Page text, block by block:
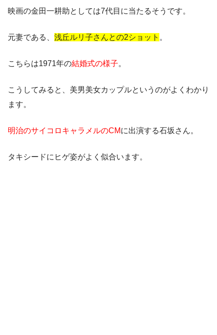
映画の金田一耕助としては7代目に当たるそうです。
元妻である、 浅丘ルリ子さんとの2ショット 。
こちらは1971年の結婚式の様子。
こうしてみると、美男美女カップルというのがよくわかり
ます。
明治のサイコロキャラメルのCMに出演する石坂さん。
タキシードにヒゲ姿がよく似合います。